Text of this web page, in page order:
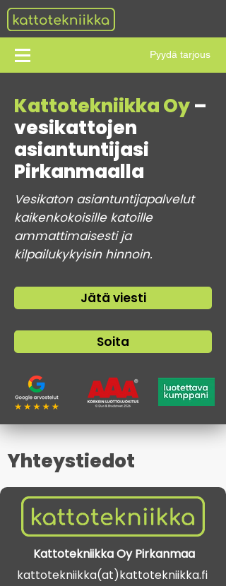
Pyydä tarjous
Kattotekniikka Oy–
vesikattojen
asiantuntijasi
Pirkanmaalla
Vesikaton asiantuntijapalvelut
kaikenkokoisille katoille
ammattimaisesti ja
kilpailukykyisin hinnoin.
Jätä viesti
Soita
Yhteystiedot
Kattotekniikka Oy Pirkanmaa
kattotekniikka(at)kattotekniikka.fi